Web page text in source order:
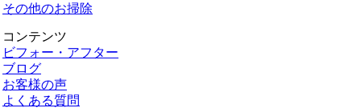
その他のお掃除
コンテンツ
ビフォー・アフター
ブログ
お客様の声
よくある質問